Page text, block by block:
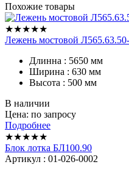
Похожие товары
★★★★★
Лежень мостовой
Длинна : 5650 мм
Ширина : 630 мм
Высота : 500 мм
В наличии
Цена: по запросу
Подробнее
★★★★★
Блок лотка БЛ100.90
Артикул : 01-026-0002